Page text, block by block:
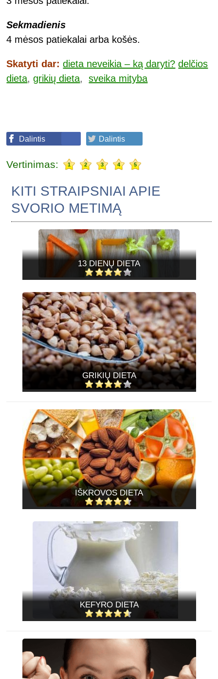
Sekmadienis
4 mėsos patiekalai arba košės.
Skatyti dar:dieta neveikia – ką daryti? delčios
dieta,grikių dieta,sveika mityba
Dalintis Dalintis
Vertinimas: 1 2 3 4 5
KITI STRAIPSNIAI APIE
SVORIO METIMĄ
13 DIENŲ DIETA
GRIKIŲ DIETA
IŠKROVOS DIETA
KEFYRO DIETA